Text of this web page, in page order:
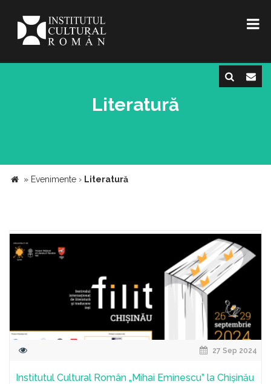
Literatură
» Evenimente › Literatură
27 Sep 2024
Institutul Cultural Român „Mihai Eminescu” la Chișinău